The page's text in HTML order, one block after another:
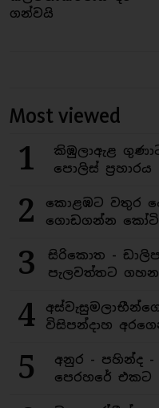
ගන්වයි
Most viewed
1
කිඹුලාඇළ
පොලිස් ප්‍රහාරය
2
කොළඹට වතුර
ගොඩගන්න කෝටි
3
සිරිකොත -
පැලවත්තට
4
විසිපන්දාහ
5
අනුර - පහින්ද
පෙරහරේ එකට